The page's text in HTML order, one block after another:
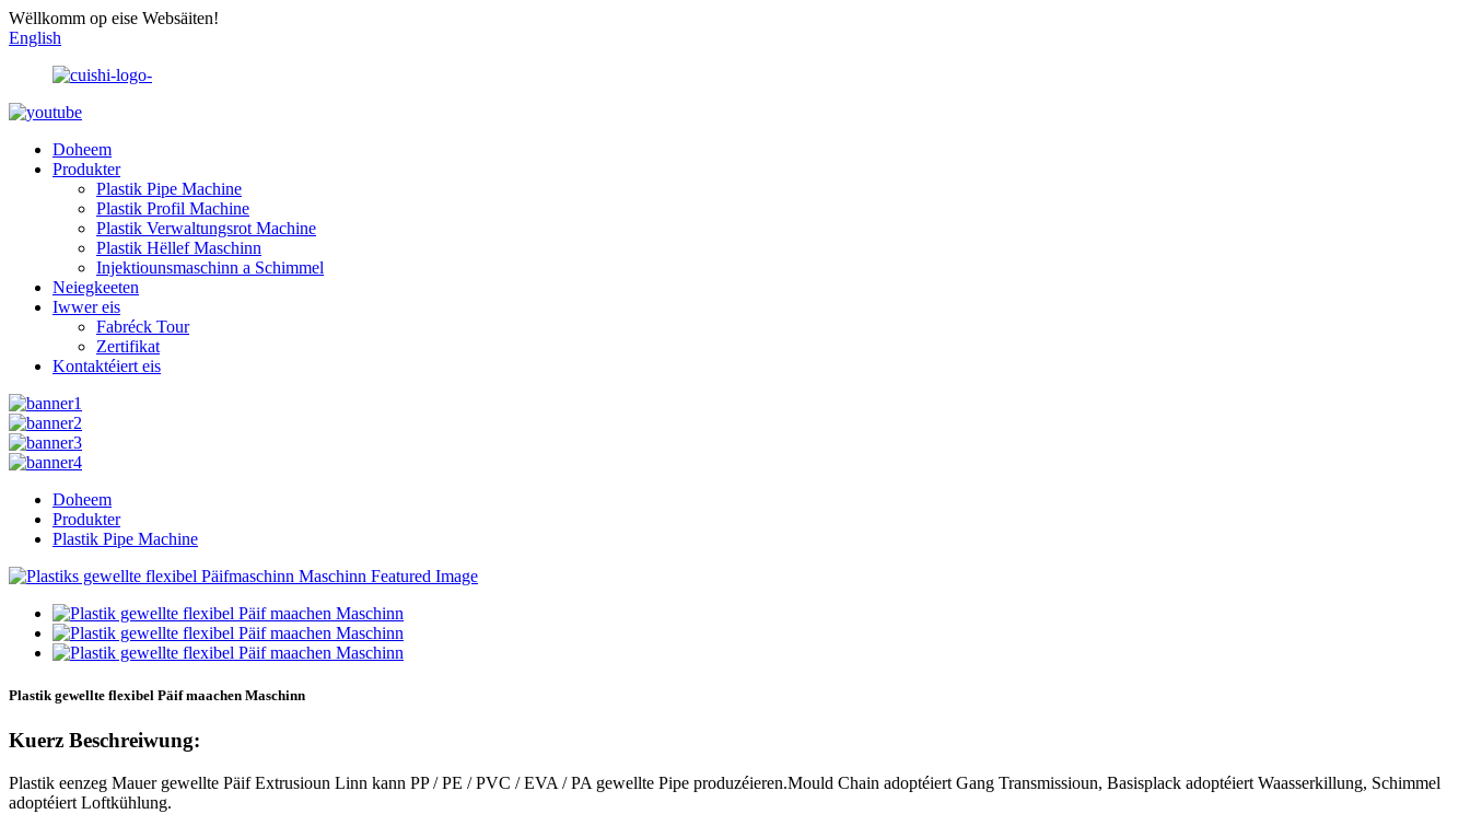
Wëllkomm op eise Websäiten!
English
Doheem
Produkter
Plastik Pipe Machine
Plastik Profil Machine
Plastik Verwaltungsrot Machine
Plastik Hëllef Maschinn
Injektiounsmaschinn a Schimmel
Neiegkeeten
Iwwer eis
Fabréck Tour
Zertifikat
Kontaktéiert eis
Doheem
Produkter
Plastik Pipe Machine
Plastik gewellte flexibel Päif maachen Maschinn
Kuerz Beschreiwung:
Plastik eenzeg Mauer gewellte Päif Extrusioun Linn kann PP / PE / PVC / EVA / PA gewellte Pipe produzéieren.Mould Chain adoptéiert Gang Transmissioun, Basisplack adoptéiert Waasserkillung, Schimmel
adoptéiert Loftkühlung.